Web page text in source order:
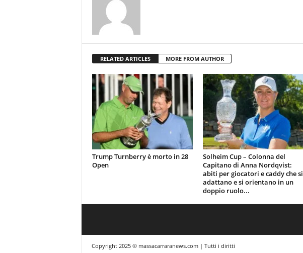
RELATED ARTICLES MORE FROM AUTHOR
Trump Turnberry è morto in 28
Open
Solheim Cup – Colonna del
Capitano di Anna Nordqvist:
abiti per giocatori e caddy che si
adattano e si orientano in un
doppio ruolo...
Copyright 2025 © massacarraranews.com | Tutti i diritti